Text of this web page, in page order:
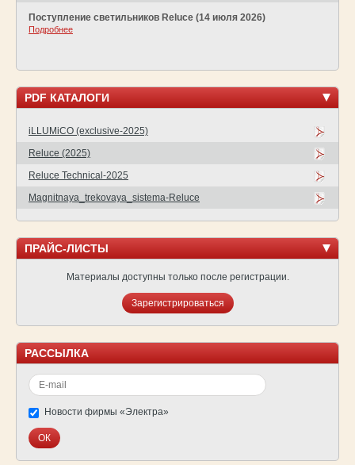
Поступление светильников Reluce (14 июля 2026)
Подробнее
PDF КАТАЛОГИ
iLLUMiCO (exclusive-2025)
Reluce (2025)
Reluce Technical-2025
Magnitnaya_trekovaya_sistema-Reluce
ПРАЙС-ЛИСТЫ
Материалы доступны только после регистрации.
Зарегистрироваться
РАССЫЛКА
Новости фирмы «Электра»